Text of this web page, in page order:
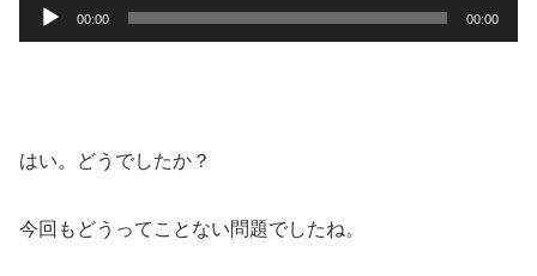
声
ヤ
00:00 00:00
はい。どうでしたか？
今回もどうってことない問題でしたね。